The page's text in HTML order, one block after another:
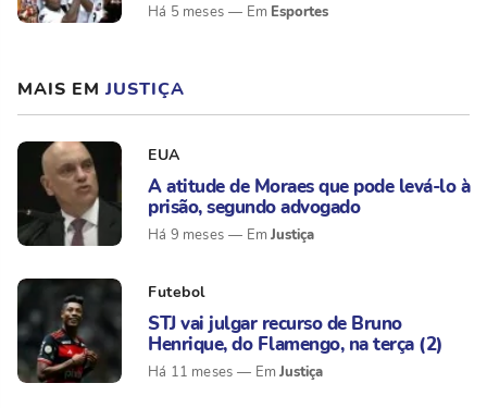
Há 5 meses Esportes
MAIS EM JUSTIÇA
EUA
A atitude de Moraes que pode levá-lo à
prisão, segundo advogado
Há 9 meses Justiça
Futebol
STJ vai julgar recurso de Bruno
Henrique, do Flamengo, na terça (2)
Há 11 meses Justiça